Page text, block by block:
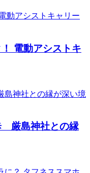
電動アシストキ
厳島神社との縁